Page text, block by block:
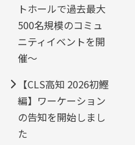
トホールで過去最大
500名規模のコミュ
ニティイベントを開
催～
【CLS高知 2026初鰹
編】ワーケーション
の告知を開始しまし
た